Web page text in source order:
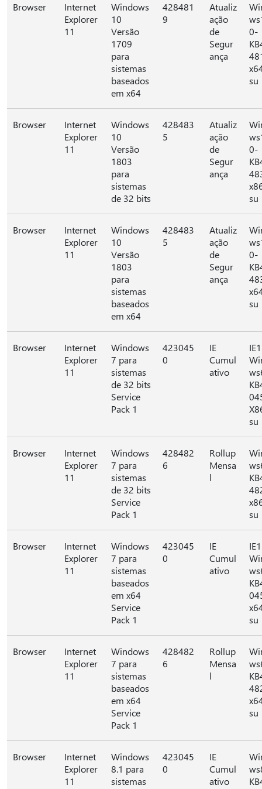
Browser
Internet
Explorer
11
Windows
10
Versão
1709
para
sistemas
baseados
em x64
428481
9
Atualiz
ação
de
Segur
ança
0-
su
Browser
Internet
Explorer
11
Windows
10
Versão
1803
para
sistemas
de 32 bits
428483
5
Atualiz
ação
de
Segur
ança
0-
su
Browser
Internet
Explorer
11
Windows
10
Versão
1803
para
sistemas
baseados
em x64
428483
5
Atualiz
ação
de
Segur
ança
0-
su
Browser
Internet
Explorer
11
Windows
7 para
sistemas
de 32 bits
Service
Pack 1
423045
0
IE
Cumul
ativo
su
Browser
Internet
Explorer
11
Windows
7 para
sistemas
de 32 bits
Service
Pack 1
428482
6
Rollup
Mensa
l
su
Browser
Internet
Explorer
11
Windows
7 para
sistemas
baseados
em x64
Service
Pack 1
423045
0
IE
Cumul
ativo
su
Browser
Internet
Explorer
11
Windows
7 para
sistemas
baseados
em x64
Service
Pack 1
428482
6
Rollup
Mensa
l
su
Browser
Internet
Explorer
11
Windows
8.1 para
sistemas
423045
0
IE
Cumul
ativo